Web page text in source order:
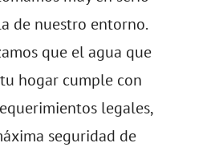
de nuestro entorno.
que el agua que
hogar cumple con
legales,
seguridad de